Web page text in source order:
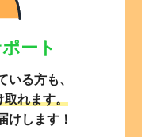
ート
いる方も、
取れます。
けします！